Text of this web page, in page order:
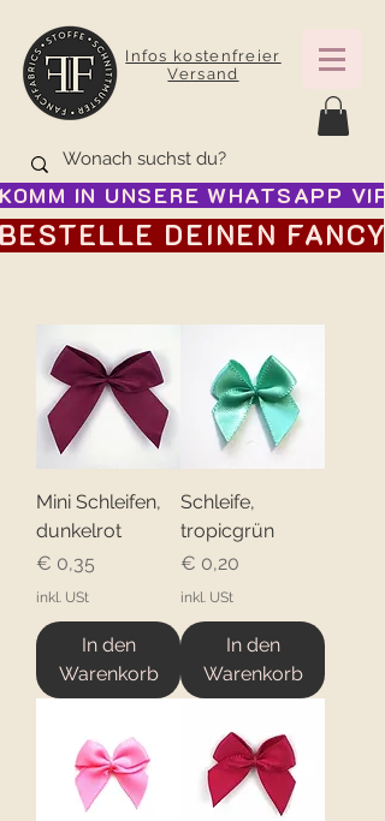
Infos kostenfreier
Versand
KOMM IN UNSERE WHATSAPP
BESTELLE DEINEN
Mini Schleifen,
dunkelrot
Preis
€ 0,35
inkl. USt
In den
Warenkorb
Schleife,
tropicgrün
Preis
€ 0,20
inkl. USt
In den
Warenkorb